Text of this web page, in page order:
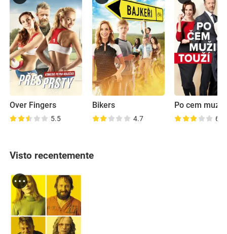
Over Fingers
5.5
Bikers
4.7
Po cem muzi
6.0
Visto recentemente